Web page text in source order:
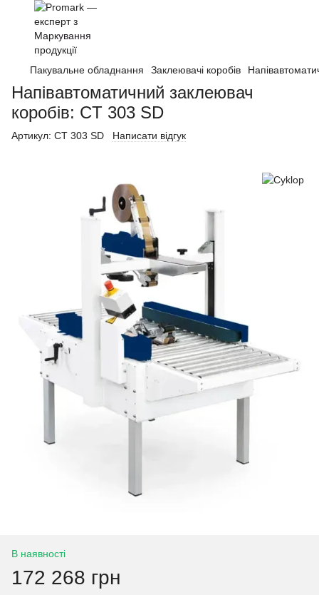
Пакувальне обладнання Заклеювачі коробів
Напівавтоматичний заклеювач
коробів: CT 303 SD
Артикул: CT 303 SD Написати відгук
В наявності
172 268 грн